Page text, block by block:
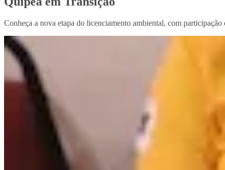
Conheça a nova etapa do licenciamento ambiental, com